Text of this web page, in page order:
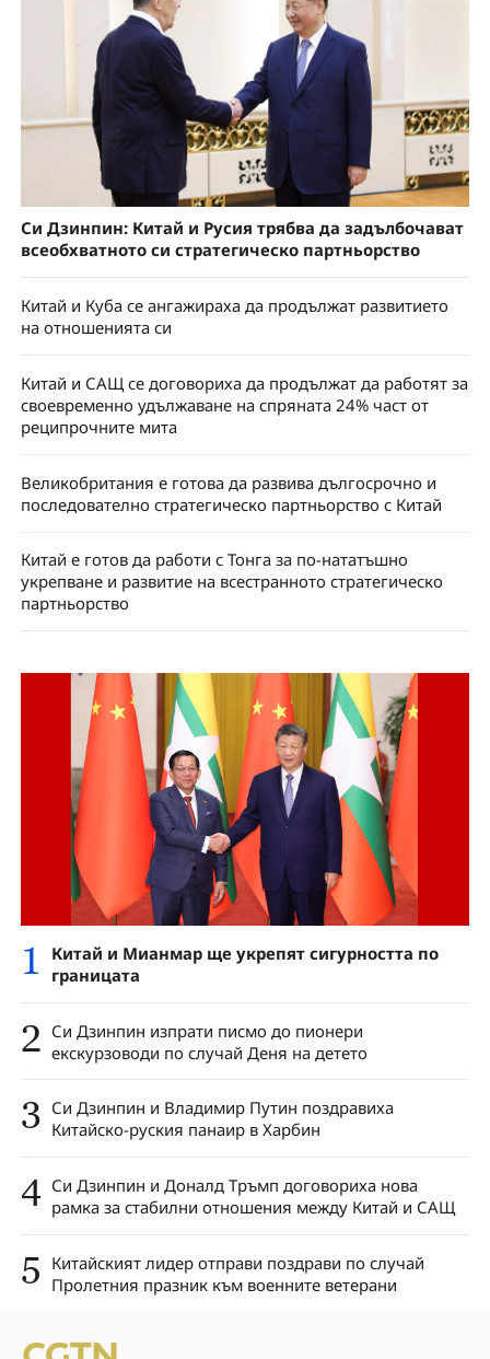
Си Дзинпин: Китай и Русия трябва да задълбочават
всеобхватното си стратегическо партньорство
Китай и Куба се ангажираха да продължат развитието
на отношенията си
Китай и САЩ се договориха да продължат да работят за
своевременно удължаване на спряната 24% част от
реципрочните мита
Великобритания е готова да развива дългосрочно и
последователно стратегическо партньорство с Китай
Китай е готов да работи с Тонга за по-нататъшно
укрепване и развитие на всестранното стратегическо
партньорство
1
Китай и Мианмар ще укрепят сигурността по
границата
2 Си Дзинпин изпрати писмо до пионери
екскурзоводи по случай Деня на детето
3 Си Дзинпин и Владимир Путин поздравиха
Китайско-руския панаир в Харбин
4 Си Дзинпин и Доналд Тръмп договориха нова
рамка за стабилни отношения между Китай и САЩ
5 Китайският лидер отправи поздрави по случай
Пролетния празник към военните ветерани